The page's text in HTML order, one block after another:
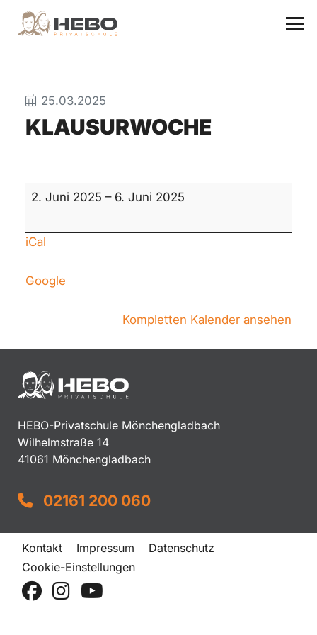
25.03.2025
KLAUSURWOCHE
Klausurwoche
2. Juni 2025 – 6. Juni 2025
iCal
Google
Kompletten Kalender ansehen
HEBO-Privatschule Mönchengladbach
Wilhelmstraße 14
41061 Mönchengladbach
02161 200 060
Kontakt Impressum
Datenschutz
Cookie-Einstellungen